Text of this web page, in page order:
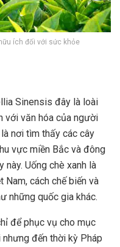
ích đối với sức khỏe
Sinensis đây là loài
với văn hóa của người
nơi tìm thấy các cây
vực miền Bắc và đông
này. Uống chè xanh là
cách chế biến và
những quốc gia khác.
để phục vụ cho mục
đến thời kỳ Pháp